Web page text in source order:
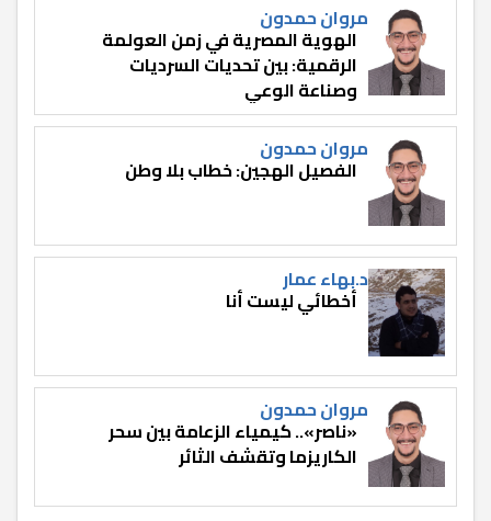
مروان حمدون
الهوية المصرية في زمن العولمة
الرقمية: بين تحديات السرديات
وصناعة الوعي
مروان حمدون
الفصيل الهجين: خطاب بلا وطن
د.بهاء عمار
أخطائي ليست أنا
مروان حمدون
«ناصر».. كيمياء الزعامة بين سحر
الكاريزما وتقشف الثائر